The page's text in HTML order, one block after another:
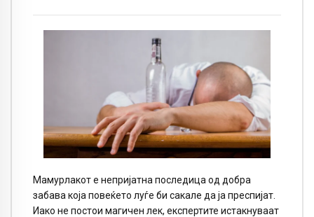
Мамурлакот е непријатна последица од добра
забава која повеќето луѓе би сакале да ја преспијат.
Иако не постои магичен лек, експертите истакнуваат